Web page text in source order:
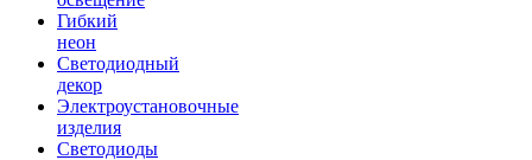
Гибкий
неон
Светодиодный
декор
Электроустановочные
изделия
Светодиоды